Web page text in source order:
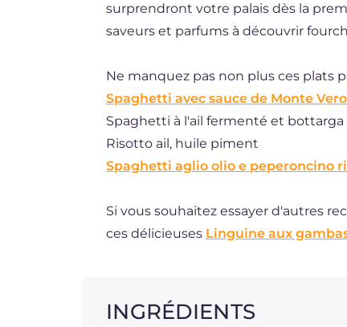
surprendront votre palais dès la
saveurs et parfums à découvrir
Ne manquez pas non plus ces plats
Spaghetti avec sauce de Monte
Spaghetti à l'ail fermenté et bottarga
Risotto ail, huile piment
Spaghetti aglio olio e peperoncino
Si vous souhaitez essayer d'autres
ces délicieuses Linguine aux
INGRÉDIENTS